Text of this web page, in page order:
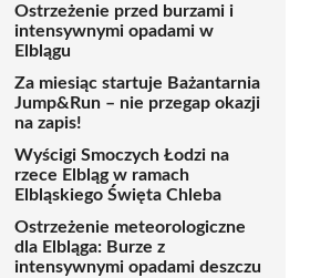
Ostrzeżenie przed burzami i
intensywnymi opadami w
Elblągu
Za miesiąc startuje Bażantarnia
Jump&Run – nie przegap okazji
na zapis!
Wyścigi Smoczych Łodzi na
rzece Elbląg w ramach
Elbląskiego Święta Chleba
Ostrzeżenie meteorologiczne
dla Elbląga: Burze z
intensywnymi opadami deszczu